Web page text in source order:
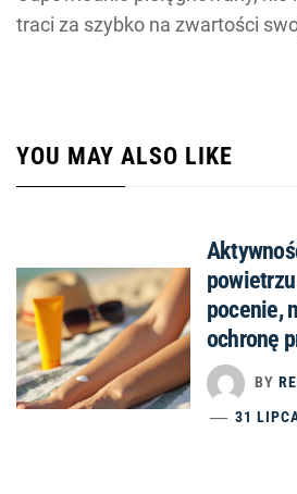
traci za szybko na zwartości
YOU MAY ALSO LIKE
pocenie,
ochronę
BY
31